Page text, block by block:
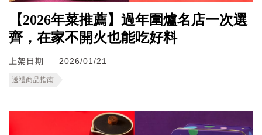
【2026年菜推薦】過年圍爐名店一次選
齊，在家不開火也能吃好料
上架日期 2026/01/21
送禮商品指南